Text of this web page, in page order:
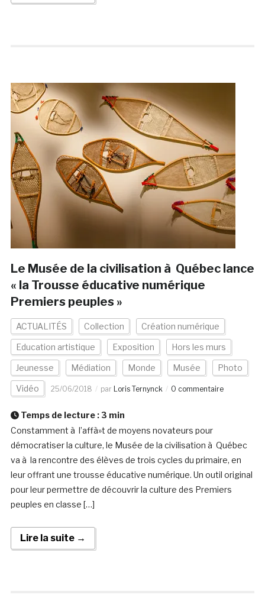
Le Musée de la civilisation à Québec lance
« la Trousse éducative numérique
Premiers peuples »
ACTUALITÉS Collection Création numérique
Education artistique Exposition Hors les murs
Jeunesse Médiation Monde Musée Photo
Vidéo 25/06/2018 par Loris Ternynck 0 commentaire
Temps de lecture : 3 min
Constamment à l’affà»t de moyens novateurs pour
démocratiser la culture, le Musée de la civilisation à Québec
va à la rencontre des élèves de trois cycles du primaire, en
leur offrant une trousse éducative numérique. Un outil original
pour leur permettre de découvrir la culture des Premiers
peuples en classe […]
Lire la suite →